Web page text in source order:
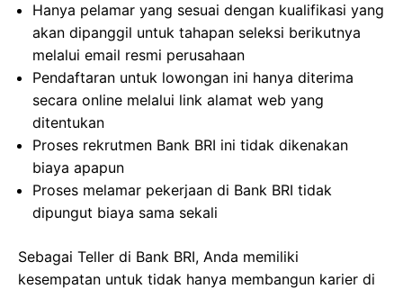
Hanya pelamar yang sesuai dengan kualifikasi yang
akan dipanggil untuk tahapan seleksi berikutnya
melalui email resmi perusahaan
Pendaftaran untuk lowongan ini hanya diterima
secara online melalui link alamat web yang
ditentukan
Proses rekrutmen Bank BRI ini tidak dikenakan
biaya apapun
Proses melamar pekerjaan di Bank BRI tidak
dipungut biaya sama sekali
Sebagai Teller di Bank BRI, Anda memiliki
kesempatan untuk tidak hanya membangun karier di